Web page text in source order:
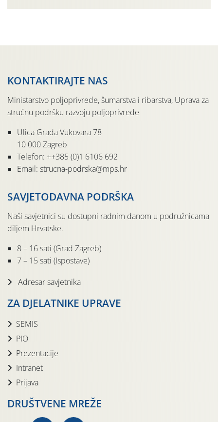
KONTAKTIRAJTE NAS
Ministarstvo poljoprivrede, šumarstva i ribarstva, Uprava za
stručnu podršku razvoju poljoprivrede
Ulica Grada Vukovara 78
10 000 Zagreb
Telefon: ++385 (0)1 6106 692
Email: strucna-podrska@mps.hr
SAVJETODAVNA PODRŠKA
Naši savjetnici su dostupni radnim danom u podružnicama
diljem Hrvatske.
8 – 16 sati (Grad Zagreb)
7 – 15 sati (Ispostave)
Adresar savjetnika
ZA DJELATNIKE UPRAVE
SEMIS
PIO
Prezentacije
Intranet
Prijava
DRUŠTVENE MREŽE